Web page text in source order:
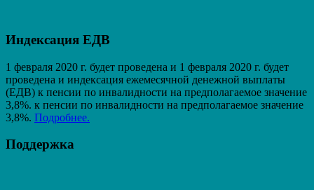
Индексация ЕДВ
1 февраля 2020 г. будет проведена и 1 февраля 2020 г. будет
проведена и индексация ежемесячной денежной выплаты
(ЕДВ) к пенсии по инвалидности на предполагаемое значение
3,8%. к пенсии по инвалидности на предполагаемое значение
3,8%. Подробнее.
Поддержка